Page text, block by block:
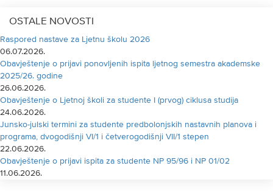
OSTALE NOVOSTI
Raspored nastave za Ljetnu školu 2026
06.07.2026.
Obavještenje o prijavi ponovljenih ispita ljetnog semestra akademske
2025/26. godine
26.06.2026.
Obavještenje o Ljetnoj školi za studente I (prvog) ciklusa studija
24.06.2026.
Junsko-julski termini za studente predbolonjskih nastavnih planova i
programa, dvogodišnji VI/1 i četverogodišnji VII/1 stepen
22.06.2026.
Obavještenje o prijavi ispita za studente NP 95/96 i NP 01/02
11.06.2026.